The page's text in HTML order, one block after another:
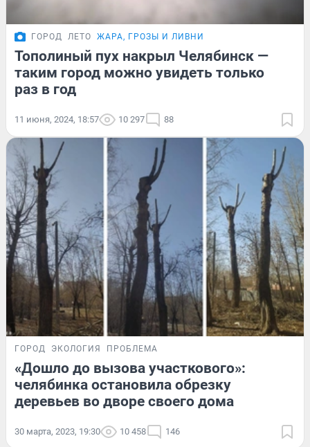
ГОРОД ЛЕТО ЖАРА, ГРОЗЫ И ЛИВНИ
Тополиный пух накрыл Челябинск —
таким город можно увидеть только
раз в год
11 июня, 2024, 18:57 10 297 88
ГОРОД ЭКОЛОГИЯ ПРОБЛЕМА
«Дошло до вызова участкового»:
челябинка остановила обрезку
деревьев во дворе своего дома
30 марта, 2023, 19:30 10 458 146